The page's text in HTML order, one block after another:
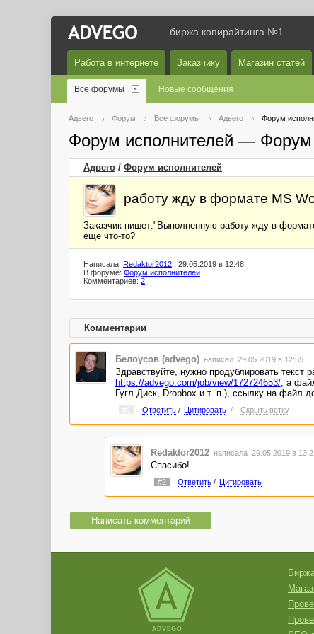
— биржа копирайтинга №1
Работа в интернете Заказчику Магазин статей
Все форумы Новые сообщения
Адвего Форум Все форумы Адвего Форум
Форум исполнителей — Форум
Адвего / Форум исполнителей
работу жду в формате MS
Заказчик пишет:"Выполненную работу жду в
еще что-то?
Написала: Redaktor2012 , 29.05.2019 в 12:48
В форуме: Форум исполнителей
Комментариев: 2
Комментарии
Белоусов (advego) написал 29.05.2019 в 12:55
Здравствуйте, нужно продублировать текст
https://advego.com/job/view/172724653/, а
Гугл Диск, Dropbox и т. п.), ссылку на файл
Ответить/ Цитировать / Скрыть ветку
Redaktor2012 написала 29.05.2019 в
Спасибо!
#2 Ответить/ Цитировать
Написать комментарий